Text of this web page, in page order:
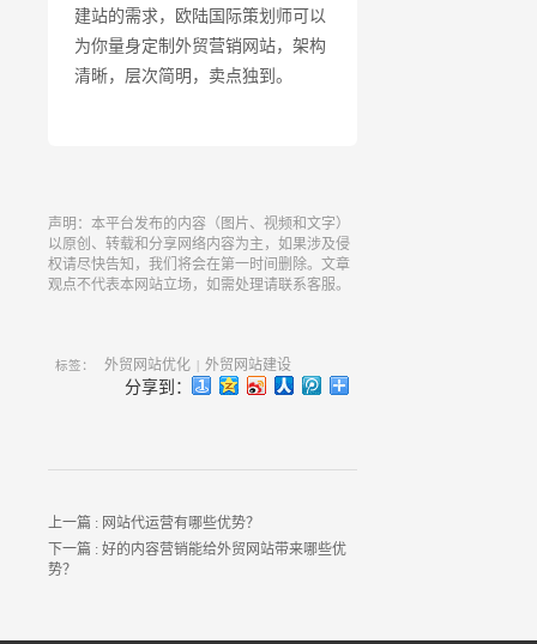
建站的需求，欧陆国际策划师可以
为你量身定制外贸营销网站，架构
清晰，层次简明，卖点独到。
声明：本平台发布的内容（图片、视频和文字）
以原创、转载和分享网络内容为主，如果涉及侵
权请尽快告知，我们将会在第一时间删除。文章
观点不代表本网站立场，如需处理请联系客服。
标签： 外贸网站优化 外贸网站建设
分享到：
上一篇 : 网站代运营有哪些优势？
下一篇 : 好的内容营销能给外贸网站带来哪些优
势？